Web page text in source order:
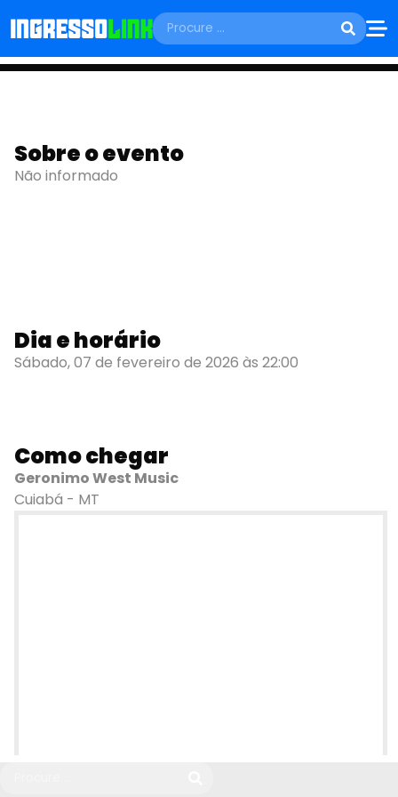
Baile gincana do G -
Gerônimo
Sobre o evento
Não informado
Dia e horário
Sábado, 07 de fevereiro de 2026 às 22:00
Como chegar
Geronimo West Music
Cuiabá - MT